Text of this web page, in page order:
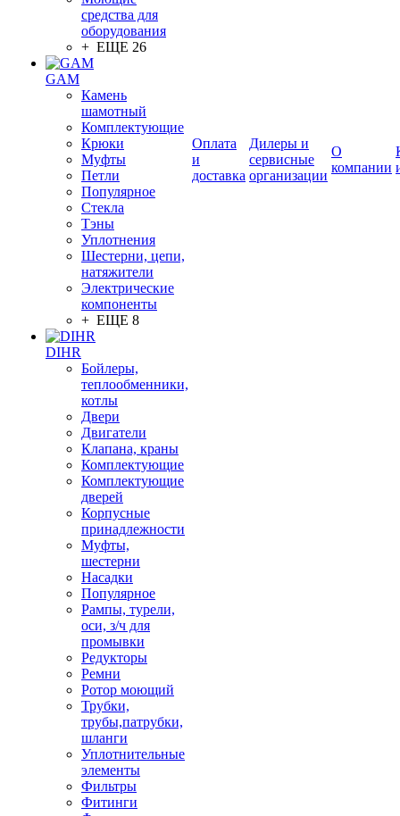
средства для
оборудования
+ ЕЩЕ 26
GAM
Камень
шамотный
Комплектующие
Крюки
Муфты
Петли
Популярное
Стекла
Тэны
Уплотнения
Шестерни, цепи,
натяжители
Электрические
компоненты
+ ЕЩЕ 8
DIHR
Бойлеры,
теплообменники,
котлы
Двери
Двигатели
Клапана, краны
Комплектующие
Комплектующие
дверей
Корпусные
принадлежности
Муфты,
шестерни
Насадки
Популярное
Рампы, турели,
оси, з/ч для
промывки
Редукторы
Ремни
Ротор моющий
Трубки,
трубы,патрубки,
шланги
Уплотнительные
элементы
Фильтры
Фитинги
Оплата
и
доставка
Дилеры и
сервисные
организации
О
компании